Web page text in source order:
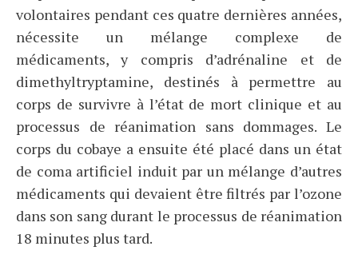
volontaires pendant ces quatre dernières années,
nécessite un mélange complexe de
médicaments, y compris d’adrénaline et de
dimethyltryptamine, destinés à permettre au
corps de survivre à l’état de mort clinique et au
processus de réanimation sans dommages. Le
corps du cobaye a ensuite été placé dans un état
de coma artificiel induit par un mélange d’autres
médicaments qui devaient être filtrés par l’ozone
dans son sang durant le processus de réanimation
18 minutes plus tard.